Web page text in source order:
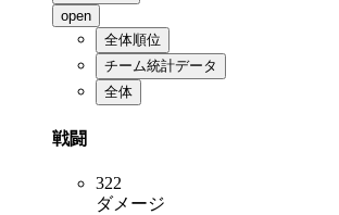
open
全体順位
チーム統計データ
全体
戦闘
322
ダメージ